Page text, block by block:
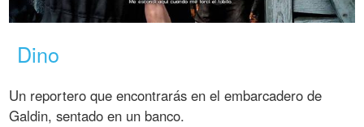
Dino
Un reportero que encontrarás en el embarcadero de
Galdin, sentado en un banco.